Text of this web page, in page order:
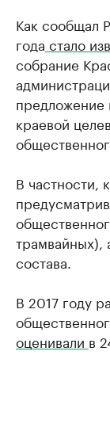
Как сообщал
года стало
собрание
предложение
краевой
В частности,
трамвайных),
состава.
В 2017 году
оценивали в